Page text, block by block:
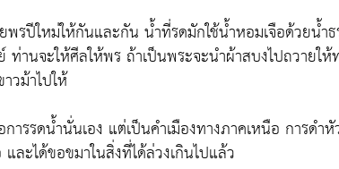
พรปีใหม่ให้กันและกัน น้ำที่รดมักใช้น้ำหอมเจือด้วยน้ำ
ท่านจะให้ศีลให้พร ถ้าเป็นพระจะนำผ้าสบงไปถวายใ
วม้าไปให้
ารรดน้ำนั่นเอง แต่เป็นคำเมืองทางภาคเหนือ การดำ
ละได้ขอขมาในสิ่งที่ได้ล่วงเกินไปแล้ว